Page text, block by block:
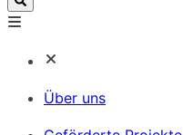
Über uns